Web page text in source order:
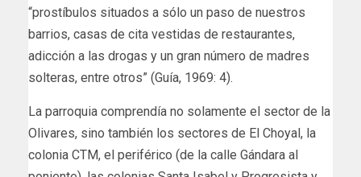
“prostíbulos situados a sólo un paso de nuestros
barrios, casas de cita vestidas de restaurantes,
adicción a las drogas y un gran número de madres
solteras, entre otros” (Guía, 1969: 4).
La parroquia comprendía no solamente el sector de la
Olivares, sino también los sectores de El Choyal, la
colonia CTM, el periférico (de la calle Gándara al